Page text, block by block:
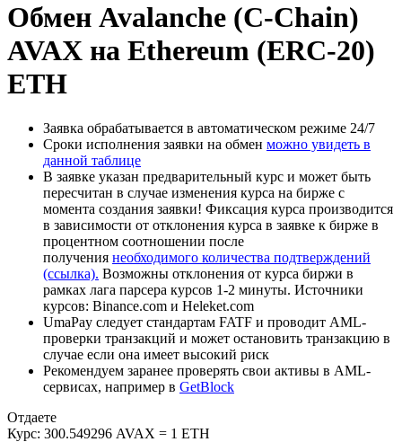
Обмен Avalanche (C-Chain)
AVAX на Ethereum (ERC-20)
ETH
Заявка обрабатывается в автоматическом режиме 24/7
Сроки исполнения заявки на обмен можно увидеть в
данной таблице
В заявке указан предварительный курс и может быть
пересчитан в случае изменения курса на бирже с
момента создания заявки! Фиксация курса производится
в зависимости от отклонения курса в заявке к бирже в
процентном соотношении после
получения необходимого количества подтверждений
(ссылка). Возможны отклонения от курса биржи в
рамках лага парсера курсов 1-2 минуты. Источники
курсов: Binance.com и Heleket.com
UmaPay следует стандартам FATF и проводит AML-
проверки транзакций и может остановить транзакцию в
случае если она имеет высокий риск
Рекомендуем заранее проверять свои активы в AML-
сервисах, например в GetBlock
Отдаете
Курс: 300.549296 AVAX = 1 ETH